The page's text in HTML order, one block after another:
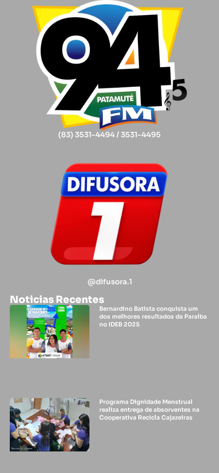
(83) 3531-4494 / 3531-4495
@difusora.1
Noticias Recentes
Bernardino Batista conquista um
dos melhores resultados da Paraíba
no IDEB 2025
Programa Dignidade Menstrual
realiza entrega de absorventes na
Cooperativa Recicla Cajazeiras